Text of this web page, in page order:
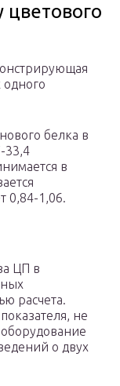
цветового
одного
белка в
33,4
в
0,84-1,06.
ЦП в
расчета.
не
о двух